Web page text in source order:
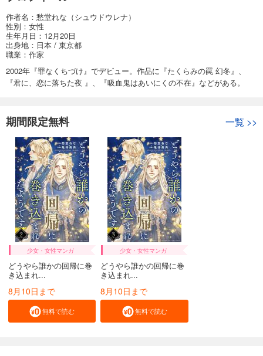
作者名：愁堂れな（シュウドウレナ）
性別：女性
生年月日：12月20日
出身地：日本 / 東京都
職業：作家
2002年『罪なくちづけ』でデビュー。作品に『たくらみの罠 幻冬』、
『君に、恋に落ちた夜 』、『吸血鬼はあいにくの不在』などがある。
期間限定無料 一覧 >>
少女・女性マンガ
どうやら誰かの回帰に巻
き込まれ...
8月10日まで
無料で読む
少女・女性マンガ
どうやら誰かの回帰に巻
き込まれ...
8月10日まで
無料で読む